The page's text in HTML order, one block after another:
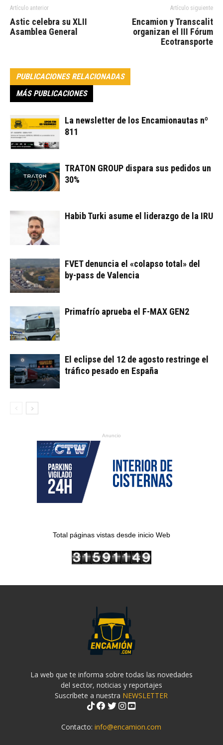
Artículo anterior
Astic celebra su XLII
Asamblea General
Artículo siguiente
Encamion y Transcalit
organizan el III Fórum
Ecotransporte
PUBLICACIONES RELACIONADAS
MÁS PUBLICACIONES
La newsletter de los Encamionautas nº
811
TRATON GROUP dispara sus pedidos un
30%
Habib Turki asume el liderazgo de la IRU
FVET denuncia el «colapso total» del
by-pass de Valencia
Primafrío aprueba el F-MAX GEN2
El eclipse del 12 de agosto restringe el
tráfico pesado en España
Anuncio
Total páginas vistas desde inicio Web
La web que te informa sobre todas las novedades
del sector, noticias y reportajes
Suscríbete a nuestra NEWSLETTER
Contacto:info@encamion.com